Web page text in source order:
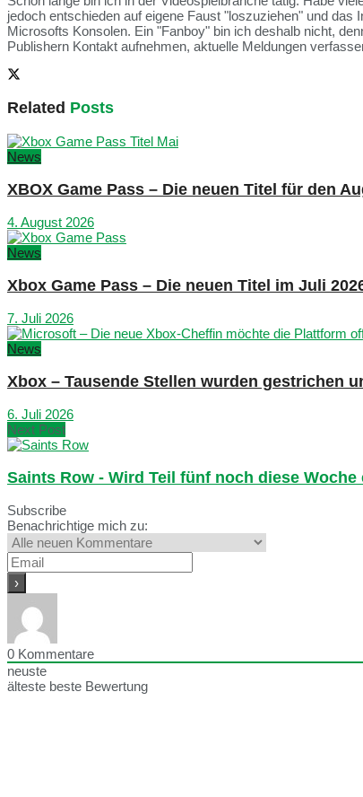
jedoch entschieden auf eigene Faust "loszuziehen" und
Microsofts Konsolen. Ein "Fanboy" bin ich deshalb nicht,
Publishern Kontakt aufnehmen, aktuelle Meldungen
Related Posts
News
XBOX Game Pass – Die neuen Titel für den
4. August 2026
News
Xbox Game Pass – Die neuen Titel im Juli
7. Juli 2026
News
Xbox – Tausende Stellen wurden gestrichen
6. Juli 2026
Next Post
Saints Row - Wird Teil fünf noch diese Woche
Subscribe
Benachrichtige mich zu:
0 Kommentare
neuste
älteste beste Bewertung